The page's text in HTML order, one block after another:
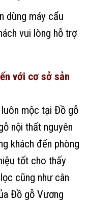
dùng máy cẩu
vui lòng hỗ trợ
với cơ sở sản
mộc tại Đồ gỗ
nội thất nguyên
khách đến phòng
tốt cho thấy
cũng như cân
Đồ gỗ Vương